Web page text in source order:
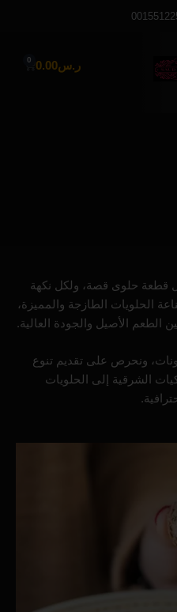
ر.س0.00
0
Cart
قطعة حلوى قصة، ولكل نكهة
الحلويات الطازجة والمميزة،
الطعم الأصيل والجودة العالية.
ونحرص على تقديم تنوع
الشرقية إلى الحلويات